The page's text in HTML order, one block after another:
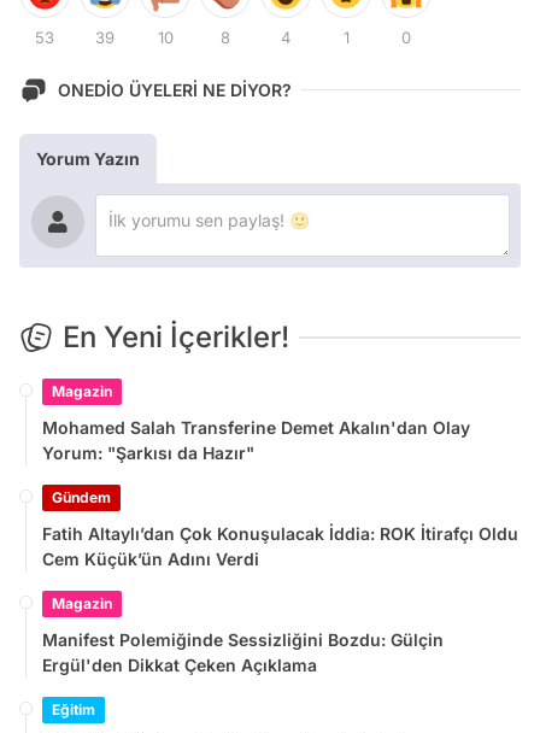
53 39 10 8 4 1 0
ONEDİO ÜYELERİ NE DİYOR?
Yorum Yazın
En Yeni İçerikler!
Magazin
Mohamed Salah Transferine Demet Akalın'dan Olay
Yorum: "Şarkısı da Hazır"
Gündem
Fatih Altaylı’dan Çok Konuşulacak İddia: ROK İtirafçı Oldu
Cem Küçük’ün Adını Verdi
Magazin
Manifest Polemiğinde Sessizliğini Bozdu: Gülçin
Ergül'den Dikkat Çeken Açıklama
Eğitim